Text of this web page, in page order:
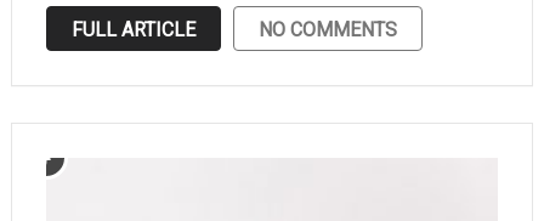
di bidang developer, distributor, exporter, importer,
manufacturer, dan trading yang berlokasi di Batu
FULL ARTICLE NO COMMENTS